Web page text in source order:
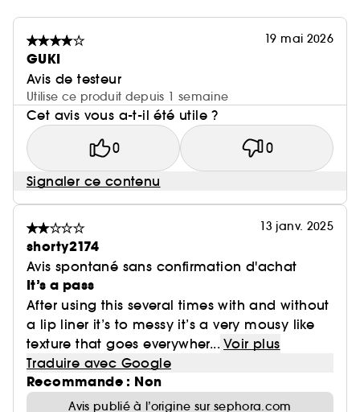
19 mai 2026
GUKI
Avis de testeur
Utilise ce produit depuis 1 semaine
Cet avis vous a-t-il été utile ?
0 0
Signaler ce contenu
13 janv. 2025
shorty2174
Avis spontané sans confirmation d'achat
It’s a pass
After using this several times with and without
a lip liner it’s to messy it’s a very mousy like
texture that goes everywher... Voir plus
Traduire avec Google
Recommande : Non
Avis publié à l’origine sur sephora.com